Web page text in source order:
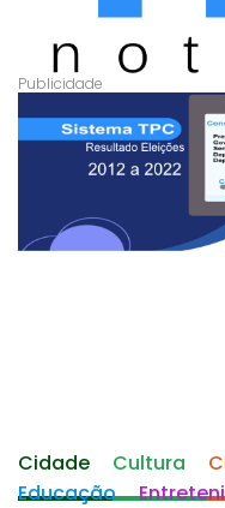
Cidade Cultura
Educação